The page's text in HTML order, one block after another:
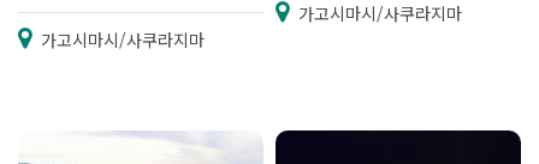
가고시마시/사쿠라지마
가고시마시/사쿠라지마